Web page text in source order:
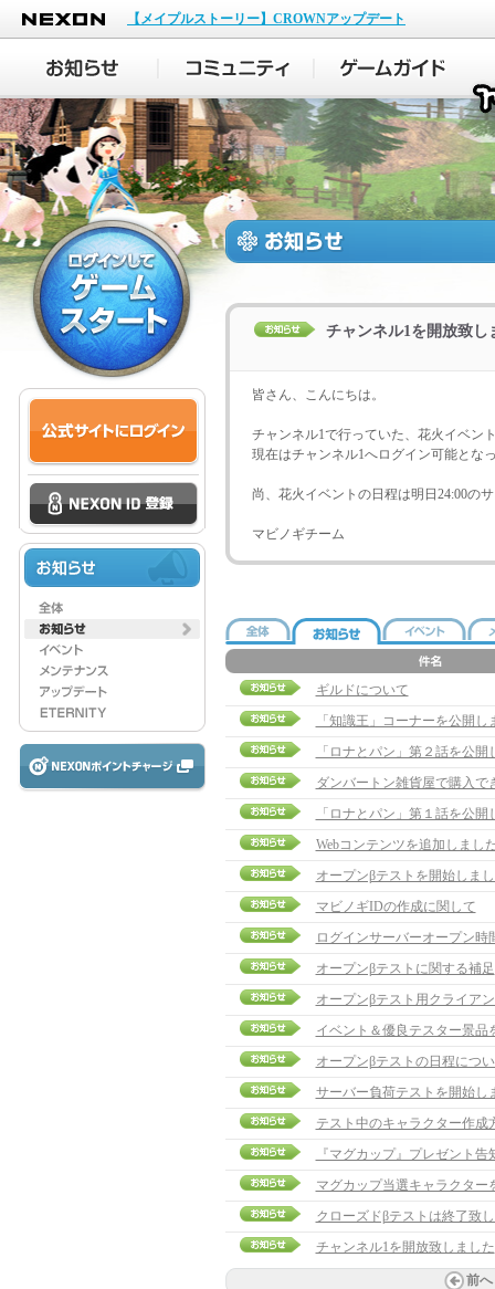
NEXON
【メイプルストーリー】CROWNアップデート
チャンネル1を開放致し
皆さん、こんにちは。
チャンネル1で行っていた、花火イベン
現在はチャンネル1へログイン可能とな
尚、花火イベントの日程は明日24:00の
マビノギチーム
ギルドについて
「知識王」コーナーを公開し
「ロナとパン」第２話を公開
ダンバートン雑貨屋で購入で
「ロナとパン」第１話を公開
Webコンテンツを追加しまし
オープンβテストを開始しま
マビノギIDの作成に関して
ログインサーバーオープン時
オープンβテストに関する補足
オープンβテスト用クライア
イベント＆優良テスター景品
オープンβテストの日程につ
サーバー負荷テストを開始し
テスト中のキャラクター作成
『マグカップ』プレゼント
マグカップ当選キャラクター
クローズドβテストは終了致
チャンネル1を開放致しました
前へ